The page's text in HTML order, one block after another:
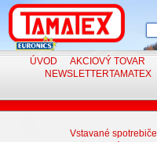
ÚVOD AKCIOVÝ TOVAR
NEWSLETTERTAMATEX
Vstavané spotrebiče